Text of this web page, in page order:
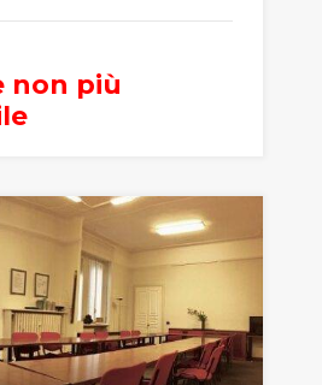
non più